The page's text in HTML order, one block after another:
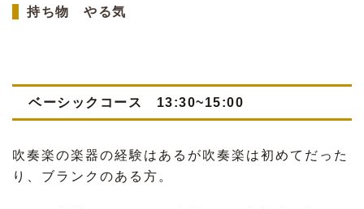
持ち物 やる気
ベーシックコース 13:30~15:00
吹奏楽の楽器の経験はあるが吹奏楽は初めてだった
り、ブランクのある方。